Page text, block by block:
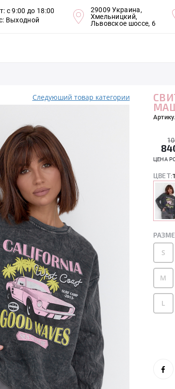
с 9:00 до 18:00
Выходной
29009 Украина,
Хмельницкий,
Львовское шоссе, 6
Следуюший товар категории
ЦЕНА
ЦВЕТ:
S
M
L